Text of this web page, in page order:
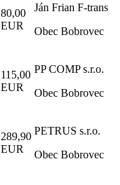
80,00
EUR
Ján Frian F-trans
Obec Bobrovec
115,00
EUR
PP COMP s.r.o.
Obec Bobrovec
289,90
EUR
PETRUS s.r.o.
Obec Bobrovec